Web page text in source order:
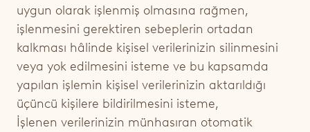
uygun olarak işlenmiş olmasına rağmen,
işlenmesini gerektiren sebeplerin ortadan
kalkması hâlinde kişisel verilerinizin silinmesini
veya yok edilmesini isteme ve bu kapsamda
yapılan işlemin kişisel verilerinizin aktarıldığı
üçüncü kişilere bildirilmesini isteme,
İşlenen verilerinizin münhasıran otomatik